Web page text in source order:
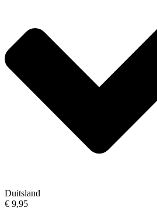
Duitsland
€ 9,95